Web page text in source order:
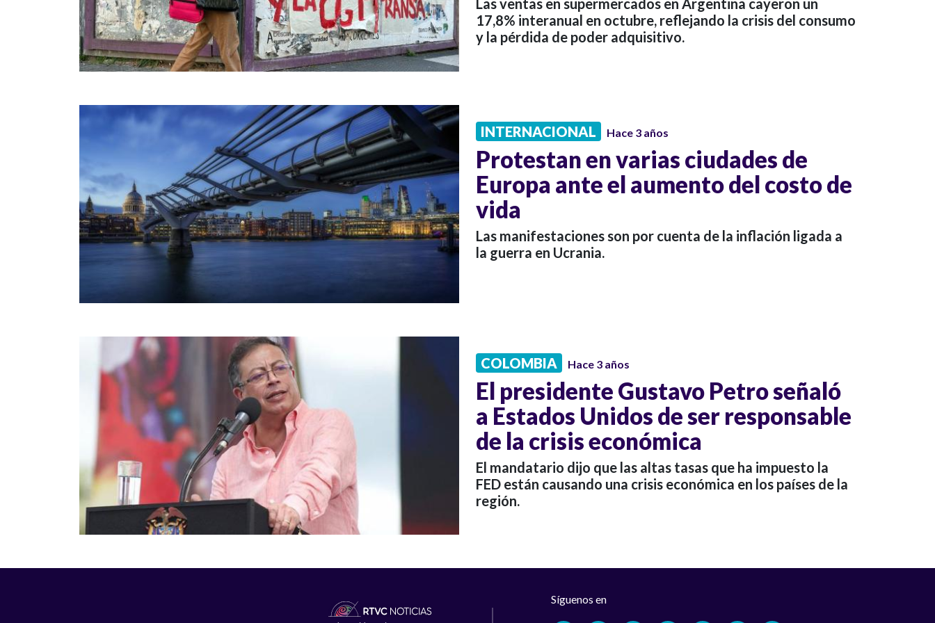
Las ventas en supermercados en Argentina cayeron un
17,8% interanual en octubre, reflejando la crisis del consumo
y la pérdida de poder adquisitivo.
INTERNACIONAL Hace 3 años
Protestan en varias ciudades de
Europa ante el aumento del costo de
vida
Las manifestaciones son por cuenta de la inflación ligada a
la guerra en Ucrania.
COLOMBIA Hace 3 años
El presidente Gustavo Petro señaló
a Estados Unidos de ser responsable
de la crisis económica
El mandatario dijo que las altas tasas que ha impuesto la
FED están causando una crisis económica en los países de la
región.
Síguenos en